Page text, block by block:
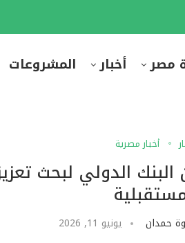
مصر أخبار المشروعات
أخبار مصرية
الدولي لبحث
حمدان يونيو 11, 2026